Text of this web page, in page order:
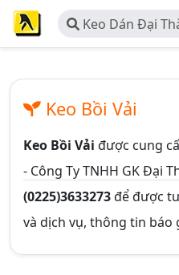
Keo Dán Đại
TNHH GK Đại
Keo Bồi Vải
Keo Bồi Vải được cung
- Công Ty TNHH GK Đại
(0225)3633273để được
và dịch vụ, thông tin báo